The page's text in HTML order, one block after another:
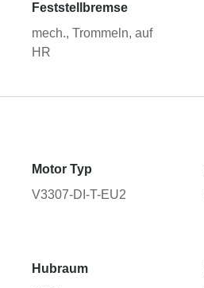
Feststellbremse
mech., Trommeln, auf
HR
Motor Typ
V3307-DI-T-EU2
Hubraum